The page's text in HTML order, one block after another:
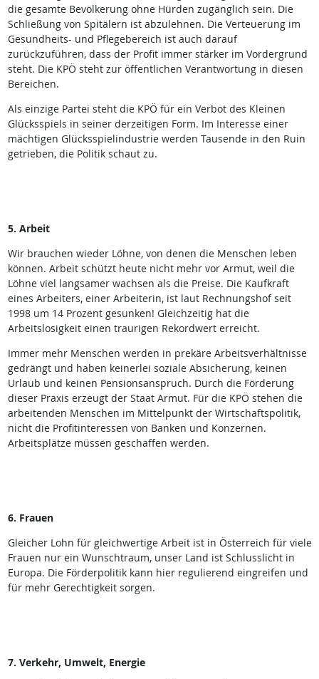
die gesamte Bevölkerung ohne Hürden zugänglich sein. Die
Schließung von Spitälern ist abzulehnen. Die Verteuerung im
Gesundheits- und Pflegebereich ist auch darauf
zurückzuführen, dass der Profit immer stärker im Vordergrund
steht. Die KPÖ steht zur öffentlichen Verantwortung in diesen
Bereichen.
Als einzige Partei steht die KPÖ für ein Verbot des Kleinen
Glücksspiels in seiner derzeitigen Form. Im Interesse einer
mächtigen Glücksspielindustrie werden Tausende in den Ruin
getrieben, die Politik schaut zu.
5. Arbeit
Wir brauchen wieder Löhne, von denen die Menschen leben
können. Arbeit schützt heute nicht mehr vor Armut, weil die
Löhne viel langsamer wachsen als die Preise. Die Kaufkraft
eines Arbeiters, einer Arbeiterin, ist laut Rechnungshof seit
1998 um 14 Prozent gesunken! Gleichzeitig hat die
Arbeitslosigkeit einen traurigen Rekordwert erreicht.
Immer mehr Menschen werden in prekäre Arbeitsverhältnisse
gedrängt und haben keinerlei soziale Absicherung, keinen
Urlaub und keinen Pensionsanspruch. Durch die Förderung
dieser Praxis erzeugt der Staat Armut. Für die KPÖ stehen die
arbeitenden Menschen im Mittelpunkt der Wirtschaftspolitik,
nicht die Profitinteressen von Banken und Konzernen.
Arbeitsplätze müssen geschaffen werden.
6. Frauen
Gleicher Lohn für gleichwertige Arbeit ist in Österreich für viele
Frauen nur ein Wunschtraum, unser Land ist Schlusslicht in
Europa. Die Förderpolitik kann hier regulierend eingreifen und
für mehr Gerechtigkeit sorgen.
7. Verkehr, Umwelt, Energie